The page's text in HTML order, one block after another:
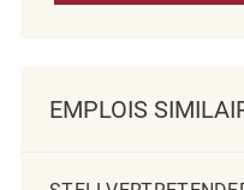
EMPLOIS